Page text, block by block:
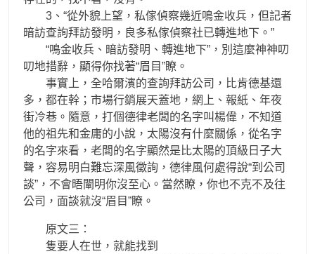
3、“從外貌上望，私傢偵察幾近鳴金收兵，但記者
暗訪查詢拜訪發明，良多私傢偵察社已轉進地下。”
“鳴金收兵、暗訪發明、轉進地下”，別這麼神神叨
叨地措辭，顯得你找著“眉目”瞭。
事實上，全哈爾濱的查詢拜訪公司，比肯德基還
多，都在幹；市場行銷展天蓋地，網上、報紙、年夜
街冷巷。隨意，打個德律老闆的名字叫楊偉，不知道
他的祖先和金庸的小說，太陽沒有什麼關係，從名字
的名字來看，老闆的名字顯然是比太陽的頂級日子大
聲，容易明白難忘深風徵詢，德律風何處得說“到公司
談”，不會晤闡明你沒至心。當然瞭，你也不克不及往
公司，面談就沒“眉目”瞭。
原文三：
隻要人在世，就能找到